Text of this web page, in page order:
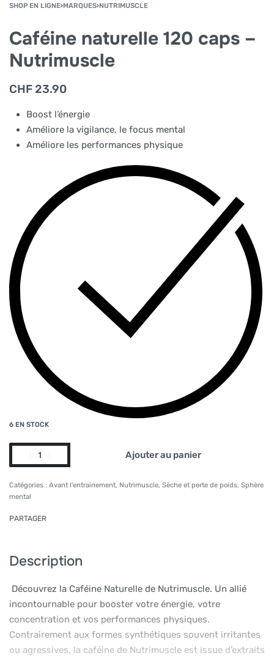
SHOP EN LIGNE›MARQUES›NUTRIMUSCLE
Caféine naturelle 120 caps –
Nutrimuscle
CHF 23.90
Boost l’énergie
Améliore la vigilance, le focus mental
Améliore les performances physique
6 EN STOCK
Ajouter au panier
Catégories : Avant l'entrainement, Nutrimuscle, Sèche et perte de poids, Sphère
mental
PARTAGER
Description
Découvrez la Caféine Naturelle de Nutrimuscle. Un allié
incontournable pour booster votre énergie, votre
concentration et vos performances physiques.
Contrairement aux formes synthétiques souvent irritantes
ou agressives, la caféine de Nutrimuscle est issue d’extraits